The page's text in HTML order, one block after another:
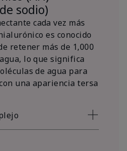
sodio)
cada vez más
es conocido
retener más de 1,000
lo que significa
de agua para
una apariencia tersa